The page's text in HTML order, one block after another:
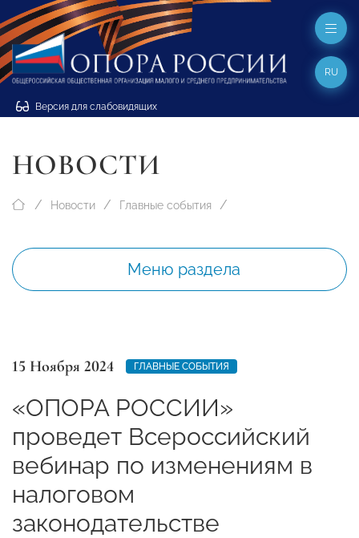
Версия для слабовидящих
RU
НОВОСТИ
Новости Главные события
Меню раздела
15 Ноября 2024 ГЛАВНЫЕ СОБЫТИЯ
«ОПОРА РОССИИ»
проведет Всероссийский
вебинар по изменениям в
налоговом
законодательстве